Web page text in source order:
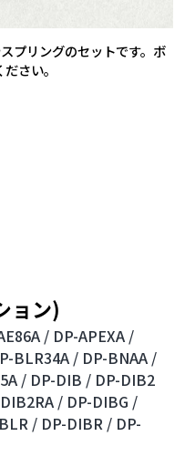
プリングのセットです。ボ
さい。
ョン)
/ DP-APEXA /
BLR34A / DP-BNAA /
/ DP-DIB / DP-DIB2
/ DP-DIBG /
/ DP-DIBR / DP-